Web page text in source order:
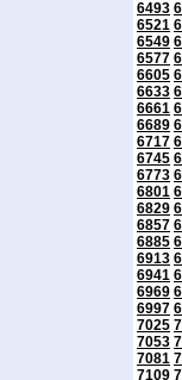
6493
6521
6549
6577
6605
6633
6661
6689
6717
6745
6773
6801
6829
6857
6885
6913
6941
6969
6997
7025
7053
7081
7109